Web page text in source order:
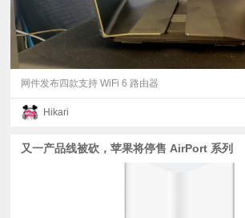
网件发布四款支持 WiFi 6 路由器
Hikari
又一产品线被砍，苹果将停售 AirPort 系列